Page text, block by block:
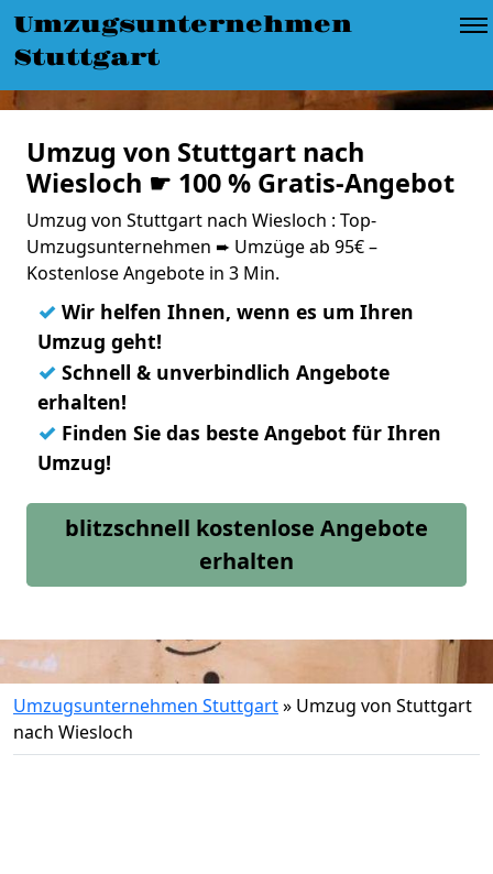
Umzugsunternehmen
Stuttgart
Umzug von Stuttgart nach
Wiesloch ☛ 100 % Gratis-Angebot
Umzug von Stuttgart nach Wiesloch : Top-
Umzugsunternehmen ➨ Umzüge ab 95€ –
Kostenlose Angebote in 3 Min.
✓ Wir helfen Ihnen, wenn es um Ihren
Umzug geht!
✓ Schnell & unverbindlich Angebote
erhalten!
✓ Finden Sie das beste Angebot für Ihren
Umzug!
blitzschnell kostenlose Angebote
erhalten
Umzugsunternehmen Stuttgart» Umzug von Stuttgart
nach Wiesloch